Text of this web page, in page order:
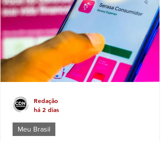
ministro André Mendonça, do Supremo
Tribunal Federal (STF), e incluiu o
cumprimento de mandados de busca e
apreensão para aprofundar as
Meu Brasil
Redação
há 2 dias